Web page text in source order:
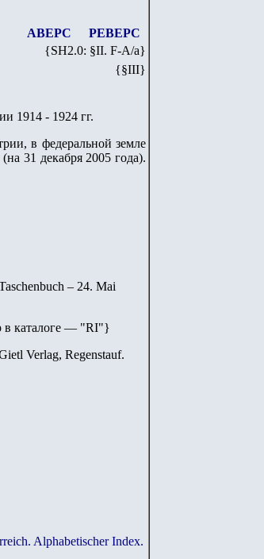
АВЕРС
РЕВЕРС
{SH2.0: §II. F-A/a}
{§III}
1914 - 1924 гг.
в федеральной земле
31 декабря 2005 года).
– 24. Mai
каталоге — "RI"}
Verlag, Regenstauf.
Alphabetischer Index.